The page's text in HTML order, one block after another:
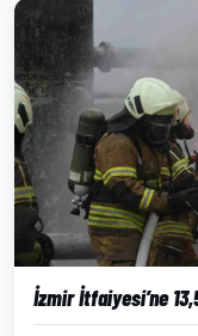
İzmir İtfaiyesi’ne